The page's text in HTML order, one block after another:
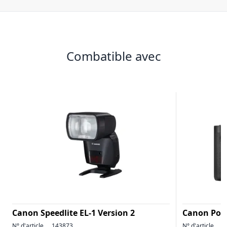
Combatible avec
Canon Speedlite EL-1 Version 2 Canon